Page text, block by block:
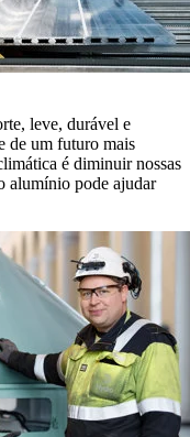
leve, durável e
de um futuro mais
é diminuir nossas
alumínio pode ajudar